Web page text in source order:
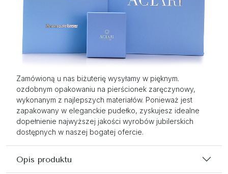
Zamówioną u nas biżuterię wysyłamy w pięknym.
ozdobnym opakowaniu na pierścionek zaręczynowy,
wykonanym z najlepszych materiałów. Ponieważ jest
zapakowany w eleganckie pudełko, zyskujesz idealne
dopełnienie najwyższej jakości wyrobów jubilerskich
dostępnych w naszej bogatej ofercie.
Opis produktu